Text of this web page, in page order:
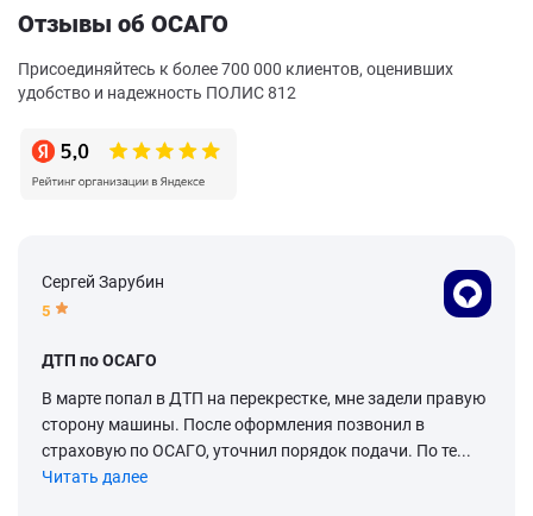
Отзывы об ОСАГО
Присоединяйтесь к более 700 000 клиентов, оценивших
удобство и надежность ПОЛИС 812
Сергей Зарубин
5
ДТП по ОСАГО
В марте попал в ДТП на перекрестке, мне задели правую
сторону машины. После оформления позвонил в
страховую по ОСАГО, уточнил порядок подачи. По те...
Читать далее